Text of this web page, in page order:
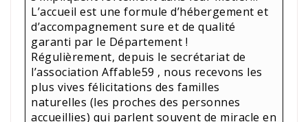
L’accueil est une formule d’hébergement et
d’accompagnement sure et de qualité
garanti par le Département !
Régulièrement, depuis le secrétariat de
l’association Affable59 , nous recevons les
plus vives félicitations des familles
naturelles (les proches des personnes
accueillies) qui parlent souvent de miracle en